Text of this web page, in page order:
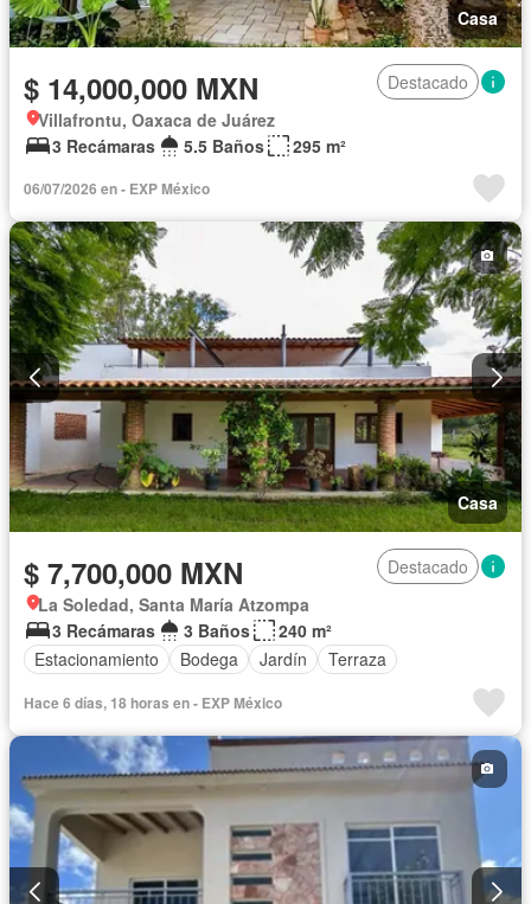
Casa
$ 14,000,000 MXN
Destacado
Villafrontu, Oaxaca de Juárez
3 Recámaras
5.5 Baños 295 m²
06/07/2026 en - EXP México
Casa
$ 7,700,000 MXN
Destacado
La Soledad, Santa María Atzompa
3 Recámaras
3 Baños
240 m²
Estacionamiento
Bodega Jardín Terraza
Hace 6 días, 18 horas en - EXP México